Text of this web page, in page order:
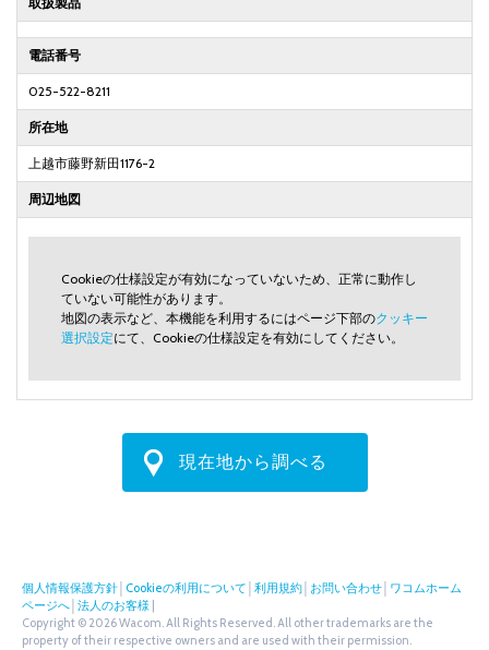
電話番号
025-522-8211
所在地
上越市藤野新田1176-2
周辺地図
Cookieの仕様設定が有効になっていないため、正常に動作し
ていない可能性があります。
地図の表示など、本機能を利用するにはページ下部のクッキー
選択設定にて、Cookieの仕様設定を有効にしてください。
現在地から調べる
個人情報保護方針 Cookieの利用について 利用規約 お問い合わせ ワコムホーム
ページへ 法人のお客様
Copyright © 2026 Wacom. All Rights Reserved. All other trademarks are the
property of their respective owners and are used with their permission.